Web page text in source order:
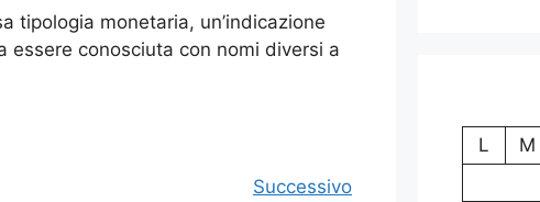
tipologia monetaria, un’indicazione
essere conosciuta con nomi diversi a
Successivo
L
M